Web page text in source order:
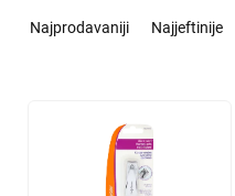
Najprodavaniji Najjeftinije